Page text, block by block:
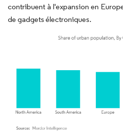
contribuent à l'expansion en
de gadgets électroniques.